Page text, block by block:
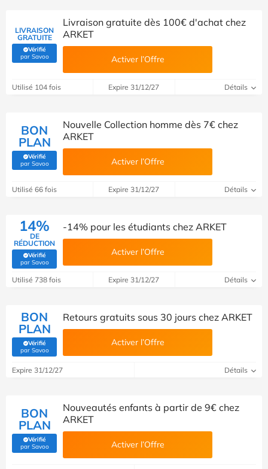
LIVRAISON
GRATUITE
Vérifié
par Savoo(Vérifié par Savoo)
Livraison gratuite dès 100€ d'achat chez
ARKET
Activer l’Offre
Utilisé 104 fois Expire 31/12/27 Détails
BON
PLAN
Vérifié
par Savoo(Vérifié par Savoo)
Nouvelle Collection homme dès 7€ chez
ARKET
Activer l’Offre
Utilisé 66 fois Expire 31/12/27 Détails
14%
DE
RÉDUCTION
Vérifié
par Savoo(Vérifié par Savoo)
-14% pour les étudiants chez ARKET
Activer l’Offre
Utilisé 738 fois Expire 31/12/27 Détails
BON
PLAN
Vérifié
par Savoo(Vérifié par Savoo)
Retours gratuits sous 30 jours chez ARKET
Activer l’Offre
Expire 31/12/27 Détails
BON
PLAN
Vérifié
par Savoo(Vérifié par Savoo)
Nouveautés enfants à partir de 9€ chez
ARKET
Activer l’Offre